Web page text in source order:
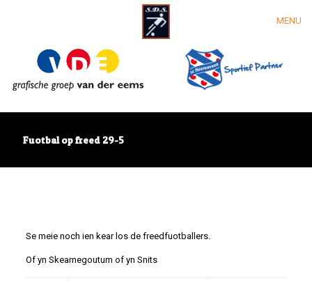
MENU
Fuotbal op freed 29-5
Se meie noch ien kear los de freedfuotballers.
Of yn Skearnegoutum of yn Snits